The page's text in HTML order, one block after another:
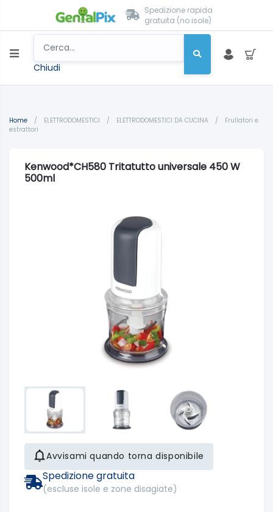
Spedizione rapida
gratuita (no isole)
Chiudi
Home / ELETTRODOMESTICI / ELETTRODOMESTICI DA CUCINA /
Frullatori e
estrattori
Kenwood*CH580 Tritatutto universale 450 W
500ml
Avvisami quando torna disponibile
Spedizione gratuita
(escluse isole e zone disagiate)